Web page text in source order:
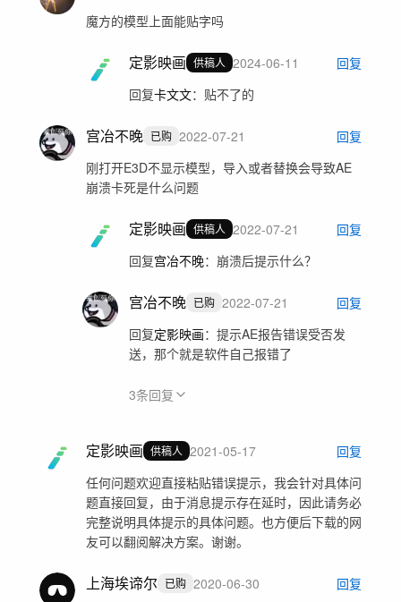
魔方的模型上面能贴字吗
定影映画 供稿人 2024-06-11
回复
回复卡文文： 贴不了的
宫冶不晚 已购 2022-07-21
回复
刚打开E3D不显示模型，导入或者替换会导致AE
崩溃卡死是什么问题
定影映画 供稿人 2022-07-21
回复
回复宫冶不晚： 崩溃后提示什么？
宫冶不晚 已购 2022-07-21
回复
回复定影映画： 提示AE报告错误受否发
送，那个就是软件自己报错了
3条回复
定影映画 供稿人 2021-05-17
回复
任何问题欢迎直接粘贴错误提示，我会针对具体问
题直接回复，由于消息提示存在延时，因此请务必
完整说明具体提示的具体问题。也方便后下载的网
友可以翻阅解决方案。谢谢。
上海埃谛尔 已购 2020-06-30
回复